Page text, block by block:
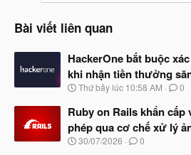
Bài viết liên quan
HackerOne bắt buộc
khi nhận tiền thưởng
N
à
b
ắ
Thứ bảy lúc 10:58 AM 0
Ruby on Rails khẩn
phép qua cơ chế xử lý
N
30/07/2026 0